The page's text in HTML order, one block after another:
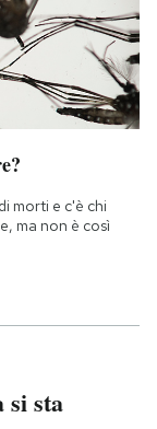
morti e c'è chi
ma non è così
si sta